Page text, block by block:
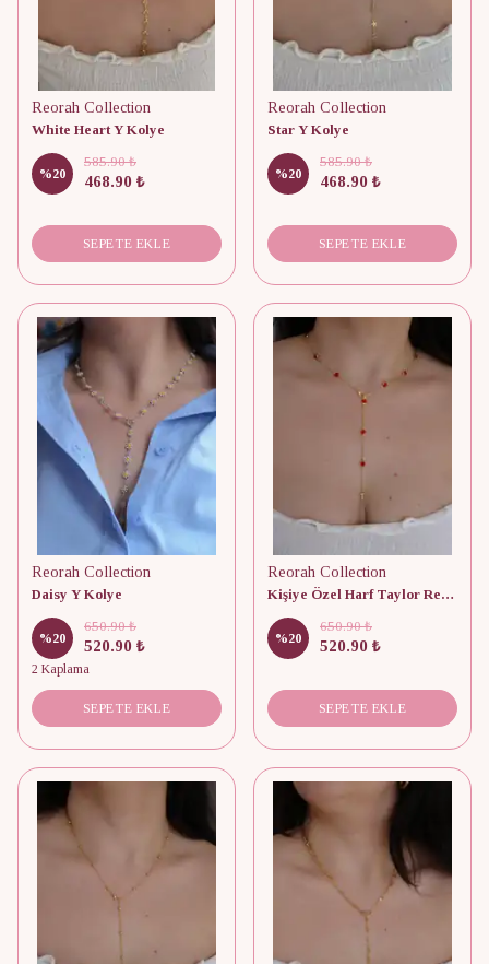
Reorah Collection
White Heart Y Kolye
%20
585.90 ₺
468.90 ₺
SEPETE EKLE
Reorah Collection
Star Y Kolye
%20
585.90 ₺
468.90 ₺
SEPETE EKLE
Reorah Collection
Daisy Y Kolye
%20
650.90 ₺
520.90 ₺
2 Kaplama
SEPETE EKLE
Reorah Collection
Kişiye Özel Harf Taylor Red Circle Y Kolye
%20
650.90 ₺
520.90 ₺
SEPETE EKLE